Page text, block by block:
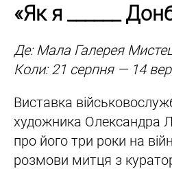
«Як я ______
Де: Мала Галерея
Коли: 21 серпня — 14
Виставка
художника Олександра
про його три роки на
розмови митця з